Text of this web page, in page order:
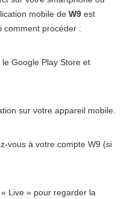
mobile de W9 est
comment procéder :
le Google Play Store et
sur votre appareil mobile.
vous à votre compte W9 (si
Live » pour regarder la